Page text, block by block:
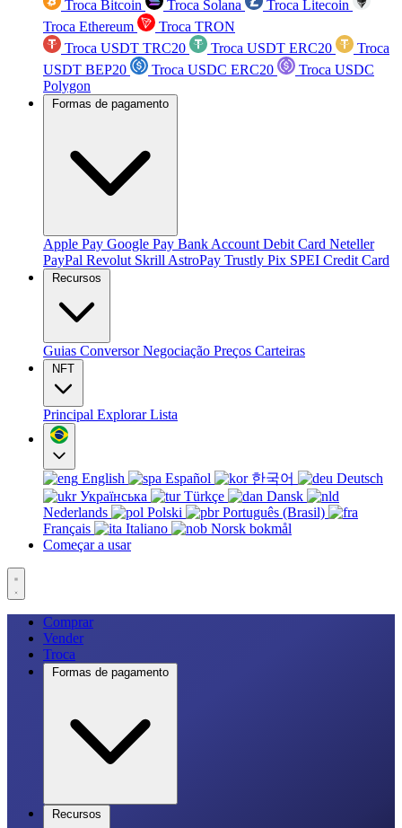
Troca Bitcoin Troca Solana
Troca Litecoin
Troca Ethereum
Troca TRON
Troca USDT TRC20
Troca USDT ERC20
Troca
USDT BEP20
Troca USDC ERC20
Troca USDC
Polygon
Formas de pagamento
Apple Pay Google Pay Bank Account Debit Card Neteller
PayPal Revolut Skrill AstroPay Trustly Pix SPEI Credit Card
Recursos
Guias ConversorNegociação Preços Carteiras
NFT
Principal ExplorarLista
English Español 한국어
Deutsch
Українська
Türkçe
Dansk
Nederlands
Polski
Português (Brasil)
Français
Italiano
Norsk bokmål
Começar a usar
Comprar
Vender
Troca
Formas de pagamento
Recursos